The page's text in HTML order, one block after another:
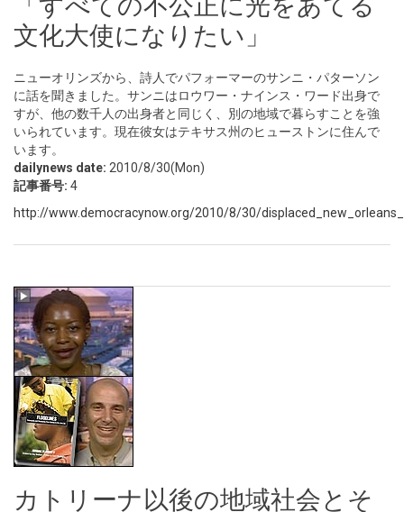
文化大使になりたい」
ニューオリンズから、詩人でパフォーマーのサンニ・パターソン
に話を聞きました。サンニはロウワー・ナインス・ワード出身で
すが、他の数千人の出身者と同じく、別の地域で暮らすことを強
いられています。現在彼女はテキサス州のヒューストンに住んで
います。
dailynews date: 2010/8/30(Mon)
記事番号: 4
http://www.democracynow.org/2010/8/30/
カトリーナ以後の地域社会とそ